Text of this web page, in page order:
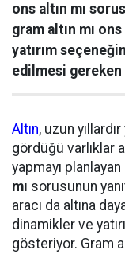
ons altın mı
gram altın mı
yatırım
edilmesi gereken
Altın, uzun
gördüğü varlıklar
yapmayı
mı sorusunun
aracı da altına
dinamikler ve
gösteriyor. Gram